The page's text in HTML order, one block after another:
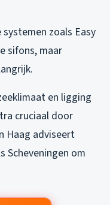
systemen zoals Easy
sifons, maar
en ligging
cruciaal door
Haag adviseert
Scheveningen om